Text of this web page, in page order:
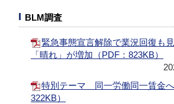
BLM調査
緊急事態宣言解除で業況回復も
「晴れ」が増加（PDF：823KB）
特別テーマ 同一労働同一賃金
322KB）